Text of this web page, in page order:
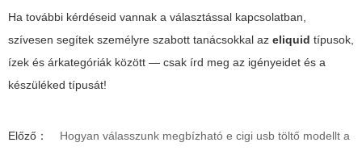
Ha további kérdéseid vannak a választással kapcsolatban,
szívesen segítek személyre szabott tanácsokkal az eliquid típusok,
ízek és árkategóriák között — csak írd meg az igényeidet és a
készüléked típusát!
Előző：
Hogyan válasszunk megbízható e cigi usb töltő modellt a